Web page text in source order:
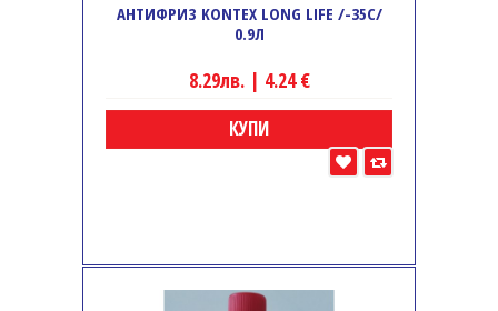
АНТИФРИЗ KONTEX LONG LIFE /-35C/
0.9Л
8.29лв. | 4.24 €
КУПИ